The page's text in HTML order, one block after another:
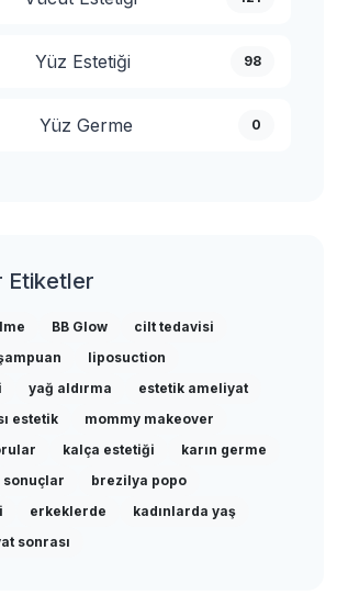
Yüz Estetiği 98
Yüz Germe 0
Etiketler
BB Glow
cilt tedavisi
liposuction
yağ aldırma
estetik ameliyat
estetik
mommy makeover
kalça estetiği
karın germe
sonuçlar
brezilya popo
erkeklerde
kadınlarda yaş
sonrası